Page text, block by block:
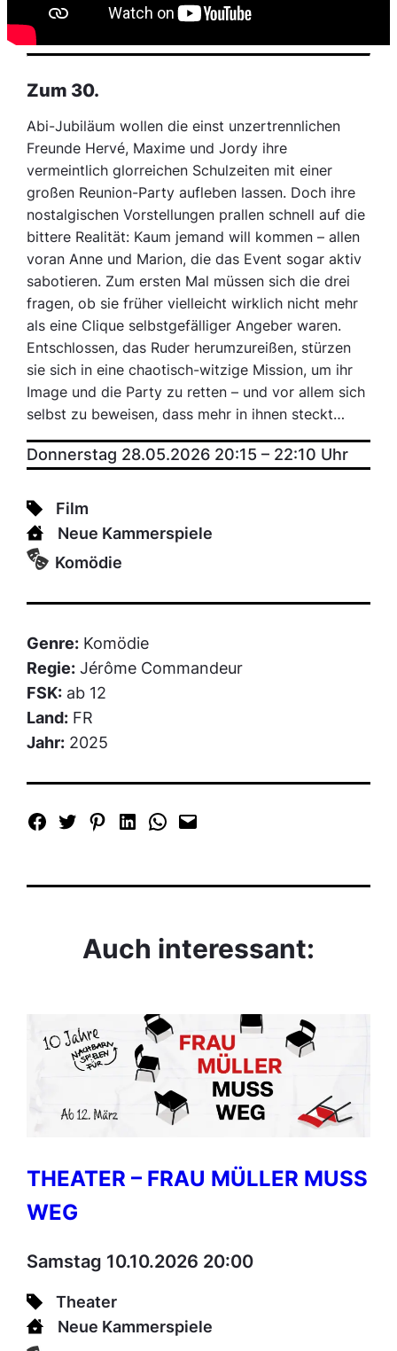
Zum 30.
Abi-Jubiläum wollen die einst unzertrennlichen
Freunde Hervé, Maxime und Jordy ihre
vermeintlich glorreichen Schulzeiten mit einer
großen Reunion-Party aufleben lassen. Doch ihre
nostalgischen Vorstellungen prallen schnell auf die
bittere Realität: Kaum jemand will kommen – allen
voran Anne und Marion, die das Event sogar aktiv
sabotieren. Zum ersten Mal müssen sich die drei
fragen, ob sie früher vielleicht wirklich nicht mehr
als eine Clique selbstgefälliger Angeber waren.
Entschlossen, das Ruder herumzureißen, stürzen
sie sich in eine chaotisch-witzige Mission, um ihr
Image und die Party zu retten – und vor allem sich
selbst zu beweisen, dass mehr in ihnen steckt…
Donnerstag 28.05.2026 20:15 – 22:10 Uhr
Film
Neue Kammerspiele
Komödie
Genre: Komödie
Regie: Jérôme Commandeur
FSK: ab 12
Land: FR
Jahr: 2025
Auch interessant:
THEATER – FRAU MÜLLER MUSS
WEG
Samstag 10.10.2026 20:00
Theater
Neue Kammerspiele